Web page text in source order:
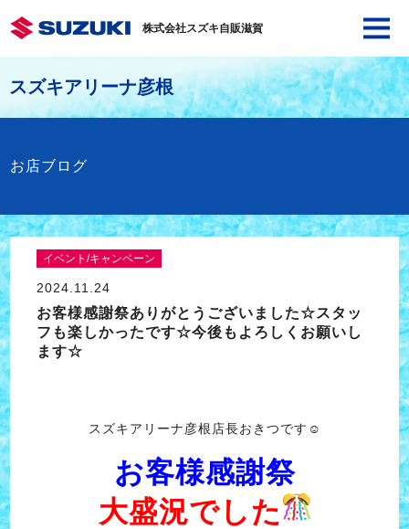
株式会社スズキ自販滋賀
スズキアリーナ彦根
お店ブログ
イベント/キャンペーン
2024.11.24
お客様感謝祭ありがとうございました☆スタッ
フも楽しかったです☆今後もよろしくお願いし
ます☆
スズキアリーナ彦根店長おきつです☺
お客様感謝祭
大盛況でした